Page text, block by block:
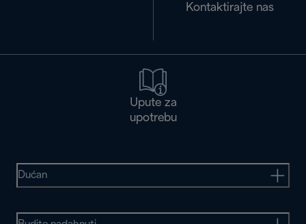
Kontaktirajte nas
Upute za
upotrebu
Dućan